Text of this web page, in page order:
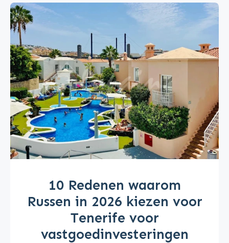
10 Redenen waarom
Russen in 2026 kiezen voor
Tenerife voor
vastgoedinvesteringen